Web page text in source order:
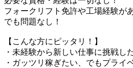
フォークリフト免許や工場経験が
でも問題なし！
【こんな方にピッタリ！】
・未経験から新しい仕事に挑戦し
・ガッツリ稼ぎたい、でもプライ